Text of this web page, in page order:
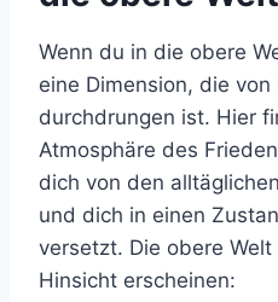
Wenn du in die obere
eine Dimension, die
durchdrungen ist. Hier
Atmosphäre des
dich von den
und dich in einen
versetzt. Die obere
Hinsicht erscheinen: